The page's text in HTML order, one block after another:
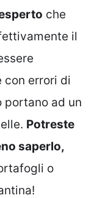
che
il
con errori di
portano ad un
Potreste
saperlo,
o